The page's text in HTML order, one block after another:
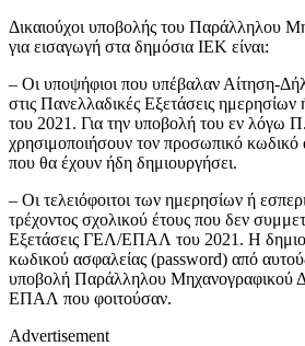
Δικαιούχοι υποβολής του Παράλληλου
για εισαγωγή στα δημόσια ΙΕΚ είναι:
– Οι υποψήφιοι που υπέβαλαν Αίτηση-
στις Πανελλαδικές Εξετάσεις
του 2021. Για την υποβολή του εν λόγω
χρησιμοποιήσουν τον προσωπικό κωδικό
που θα έχουν ήδη δημιουργήσει.
– Οι τελειόφοιτοι των ημερησίων ή
τρέχοντος σχολικού έτους που δεν
Εξετάσεις ΓΕΛ/ΕΠΑΛ του 2021. Η
κωδικού ασφαλείας (password) από
υποβολή Παράλληλου Μηχανογραφικού
ΕΠΑΛ που φοιτούσαν.
Advertisement